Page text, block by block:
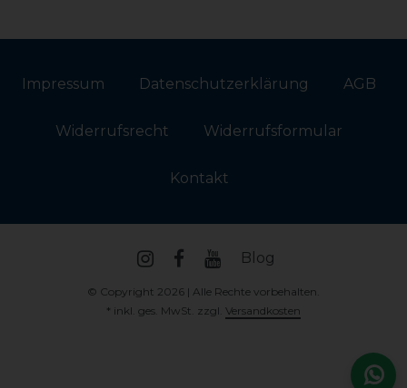
Impressum Daten­schutz­erklärung AGB
Widerrufs­recht Widerrufs­formular
Kontakt
Blog
© Copyright 2026 | Alle Rechte vorbehalten.
* inkl. ges. MwSt. zzgl. Versandkosten